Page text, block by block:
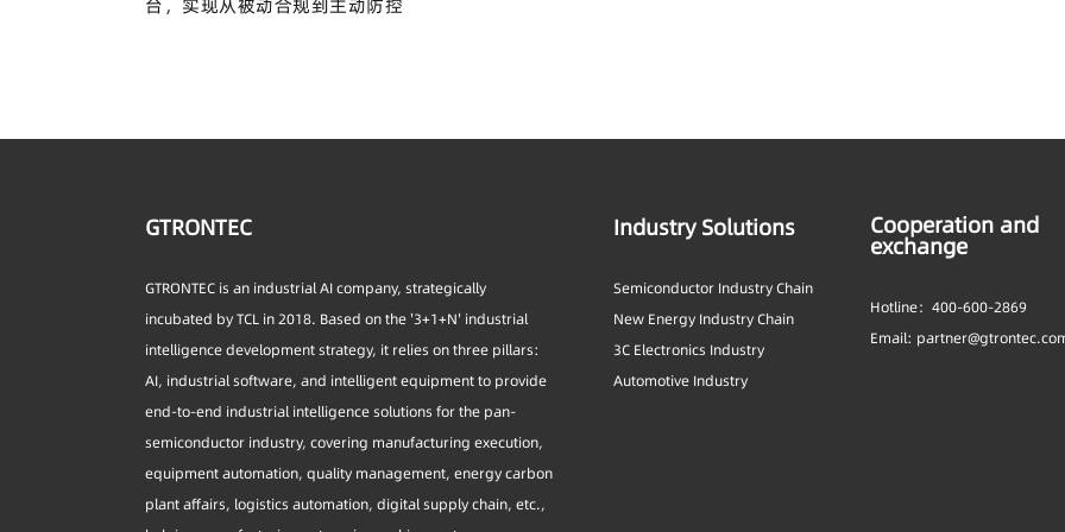
台，实现从被动合规到主动防控
GTRONTEC
GTRONTEC is an industrial AI company, strategically
incubated by TCL in 2018. Based on the '3+1+N' industrial
intelligence development strategy, it relies on three pillars:
AI, industrial software, and intelligent equipment to provide
end-to-end industrial intelligence solutions for the pan-
semiconductor industry, covering manufacturing execution,
equipment automation, quality management, energy carbon
plant affairs, logistics automation, digital supply chain, etc.,
Industry Solutions
Semiconductor Industry Chain
New Energy Industry Chain
3C Electronics Industry
Automotive Industry
Cooperation and
exchange
Hotline：400-600-2869
Email: